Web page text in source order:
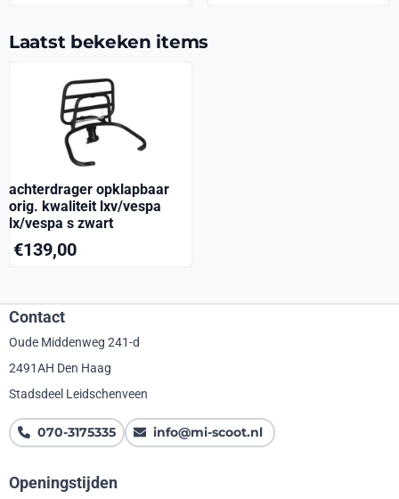
Laatst bekeken items
achterdrager opklapbaar
orig. kwaliteit lxv/vespa
lx/vespa s zwart
€139,00
Contact
Oude Middenweg 241-d
2491AH Den Haag
Stadsdeel Leidschenveen
070-3175335 info@mi-scoot.nl
Openingstijden